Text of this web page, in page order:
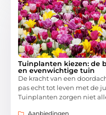
Tuinplanten kiezen: de
en evenwichtige tuin
De kracht van een
pas echt tot leven met de
Tuinplanten zorgen niet
Aanbiedingen